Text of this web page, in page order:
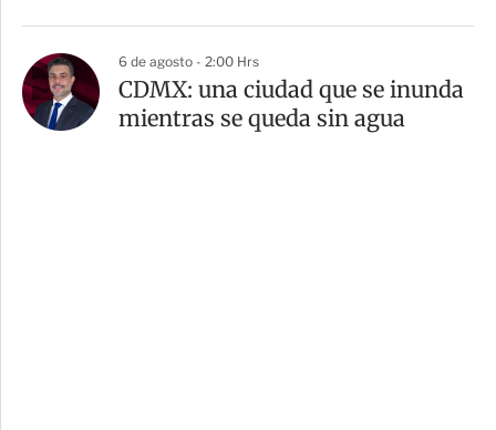
6 de agosto - 2:00 Hrs
CDMX: una ciudad que se inunda
mientras se queda sin agua